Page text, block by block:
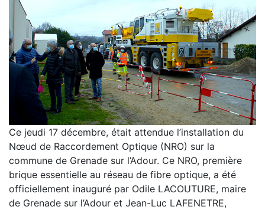
Ce jeudi 17 décembre, était attendue l’installation du
Nœud de Raccordement Optique (NRO) sur la
commune de Grenade sur l’Adour. Ce NRO, première
brique essentielle au réseau de fibre optique, a été
officiellement inauguré par Odile LACOUTURE, maire
de Grenade sur l’Adour et Jean-Luc LAFENETRE,